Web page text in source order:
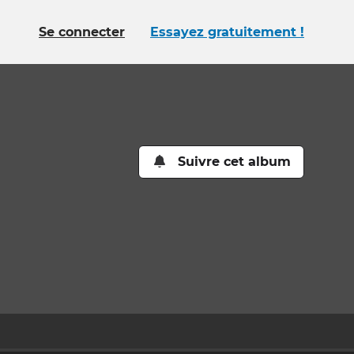
Se connecter Essayez gratuitement !
Suivre cet album